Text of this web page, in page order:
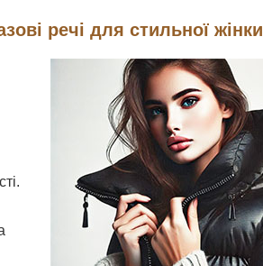
речі для стильної жінки